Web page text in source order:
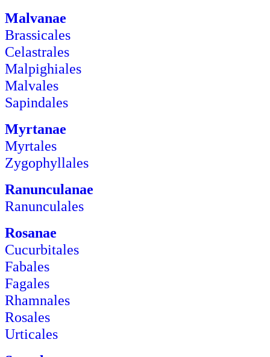
Malvanae
Brassicales
Celastrales
Malpighiales
Malvales
Sapindales
Myrtanae
Myrtales
Zygophyllales
Ranunculanae
Ranunculales
Rosanae
Cucurbitales
Fabales
Fagales
Rhamnales
Rosales
Urticales